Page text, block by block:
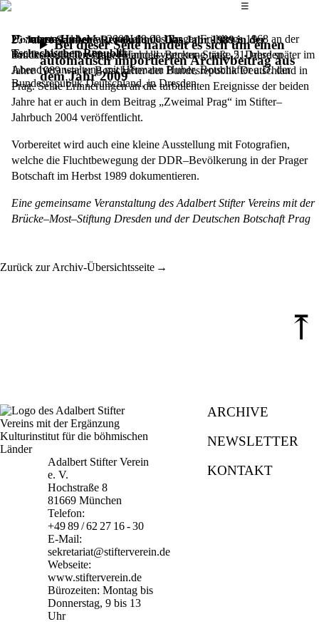
Das
☰
Bei dieser Seite handelt es sich um einen
automatisch importierten Archivbeitrag aus
dem Jahr 2009
20 Jahre Samtene Revolution – Das Jahr 1989 in der
Tschechischen Republik
Abendveranstaltung mit Hermann Huber, Botschafter a.D. der
Bundesrepublik Deutschland, in Dresden
Hermann Huberwar im Jahr des Prager Frühlings 1968 an der
bundesdeutschen Prager Handelsvertretung tätig, 21 Jahre später im
Jahre 1989 war er Botschafter der Bundesrepublik Deutschland in
Prag. Seine Erinnerungen an die turbulenten Ereignisse der beiden
Jahre hat er auch in dem Beitrag „Zweimal Prag“ im Stifter–
Jahrbuch 2004 veröffentlicht.
Vorbereitet wird auch eine kleine Ausstellung mit Fotografien,
welche die Fluchtbewegung der DDR–Bevölkerung in der Prager
Botschaft im Herbst 1989 dokumentieren.
Eine gemeinsame Veranstaltung des Adalbert Stifter Vereins mit der
Brücke–Most–Stiftung Dresden und der Deutschen Botschaft Prag
Donnerstag, 14. Mai 2009,19.00 Uhr
Brücke–Villa Dresden, Reinhold–Becker–Straße 5, Dresden
Zurück zur Archiv-Übersichtsseite
⤒
Adalbert Stifter Verein
e. V.
Hochstraße 8
81669 München
Telefon:
+49 89 / 62 27 16 - 30
E-Mail:
sekretariat@stifterverein.de
Webseite:
www.stifterverein.de
Bürozeiten: Montag bis
Donnerstag, 9 bis 13
Uhr
ARCHIVE
NEWSLETTER
KONTAKT